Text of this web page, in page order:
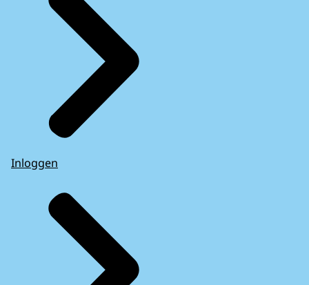
Inloggen